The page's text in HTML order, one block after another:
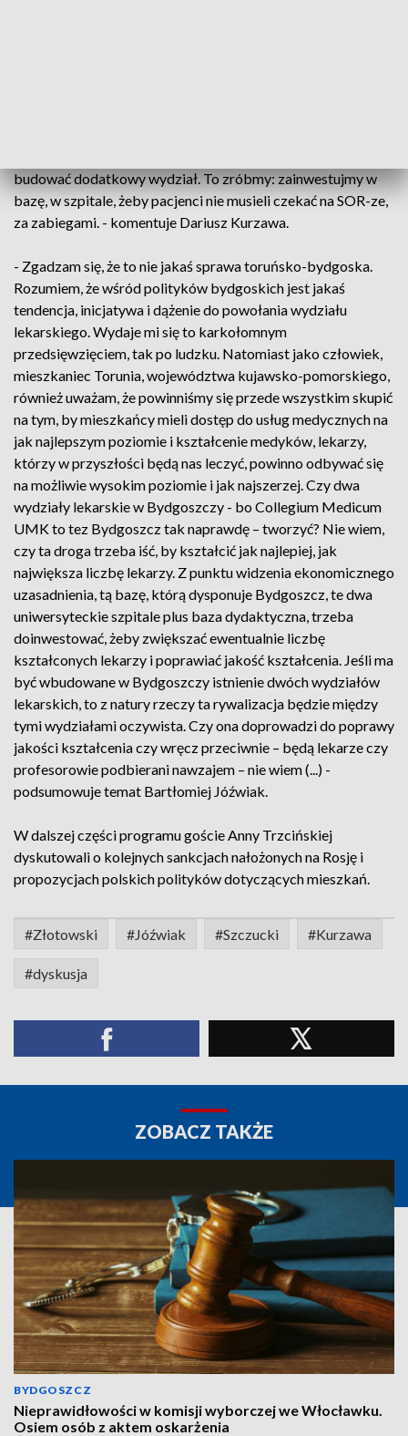
budować dodatkowy wydział. To zróbmy: zainwestujmy w
bazę, w szpitale, żeby pacjenci nie musieli czekać na SOR-ze,
za zabiegami. - komentuje Dariusz Kurzawa.
- Zgadzam się, że to nie jakaś sprawa toruńsko-bydgoska.
Rozumiem, że wśród polityków bydgoskich jest jakaś
tendencja, inicjatywa i dążenie do powołania wydziału
lekarskiego. Wydaje mi się to karkołomnym
przedsięwzięciem, tak po ludzku. Natomiast jako człowiek,
mieszkaniec Torunia, województwa kujawsko-pomorskiego,
również uważam, że powinniśmy się przede wszystkim skupić
na tym, by mieszkańcy mieli dostęp do usług medycznych na
jak najlepszym poziomie i kształcenie medyków, lekarzy,
którzy w przyszłości będą nas leczyć, powinno odbywać się
na możliwie wysokim poziomie i jak najszerzej. Czy dwa
wydziały lekarskie w Bydgoszczy - bo Collegium Medicum
UMK to tez Bydgoszcz tak naprawdę – tworzyć? Nie wiem,
czy ta droga trzeba iść, by kształcić jak najlepiej, jak
największa liczbę lekarzy. Z punktu widzenia ekonomicznego
uzasadnienia, tą bazę, którą dysponuje Bydgoszcz, te dwa
uniwersyteckie szpitale plus baza dydaktyczna, trzeba
doinwestować, żeby zwiększać ewentualnie liczbę
kształconych lekarzy i poprawiać jakość kształcenia. Jeśli ma
być wbudowane w Bydgoszczy istnienie dwóch wydziałów
lekarskich, to z natury rzeczy ta rywalizacja będzie między
tymi wydziałami oczywista. Czy ona doprowadzi do poprawy
jakości kształcenia czy wręcz przeciwnie – będą lekarze czy
profesorowie podbierani nawzajem – nie wiem (...) -
podsumowuje temat Bartłomiej Jóźwiak.
W dalszej części programu goście Anny Trzcińskiej
dyskutowali o kolejnych sankcjach nałożonych na Rosję i
propozycjach polskich polityków dotyczących mieszkań.
#Złotowski #Jóźwiak #Szczucki #Kurzawa
#dyskusja
ZOBACZ TAKŻE
BYDGOSZCZ
Nieprawidłowości w komisji wyborczej we Włocławku.
Osiem osób z aktem oskarżenia